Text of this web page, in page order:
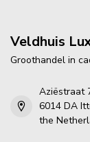
Veldhuis
Groothandel in
Aziëstraat
6014 DA
the